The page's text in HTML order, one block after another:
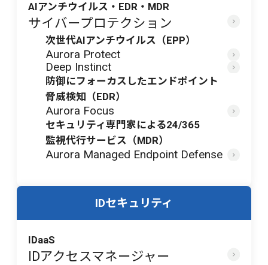
AIアンチウイルス・EDR・MDR
サイバープロテクション
次世代AIアンチウイルス（EPP）
Aurora Protect
Deep Instinct
防御にフォーカスしたエンドポイント
脅威検知（EDR）
Aurora Focus
セキュリティ専門家による24/365
監視代行サービス（MDR）
Aurora Managed Endpoint Defense
IDセキュリティ
IDaaS
IDアクセスマネージャー